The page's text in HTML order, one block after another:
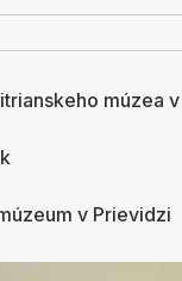
múzea
v Prievidzi